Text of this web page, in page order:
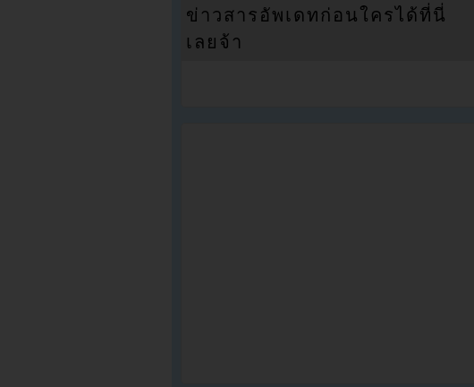
ข่าวสารอัพเดทก่อนใครได้ที่นี่
เลยจ้า